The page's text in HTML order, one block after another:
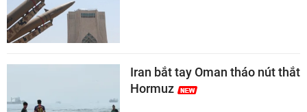
Iran bắt tay Oman tháo nút thắt
Hormuz